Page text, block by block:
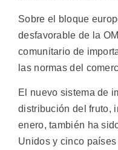
Sobre el bloque
desfavorable de la
comunitario de
las normas del
El nuevo sistema de
distribución del fruto,
enero, también ha
Unidos y cinco